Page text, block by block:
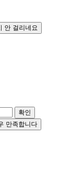
안 걸리네요
확인
만족합니다